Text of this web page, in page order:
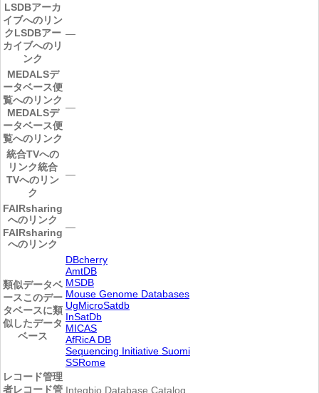
LSDBアーカ
イブへのリン
クLSDBアー
カイブへのリ
ンク
―
MEDALSデ
ータベース便
覧へのリンク
MEDALSデ
ータベース便
覧へのリンク
―
統合TVへの
リンク統合
TVへのリン
ク
―
FAIRsharing
へのリンク
FAIRsharing
へのリンク
―
類似データベ
ースこのデー
タベースに類
似したデータ
ベース
DBcherry
AmtDB
MSDB
Mouse Genome Databases
UgMicroSatdb
InSatDb
MICAS
AfRicA DB
Sequencing Initiative Suomi
SSRome
レコード管理
者レコード管 Integbio Database Catalog